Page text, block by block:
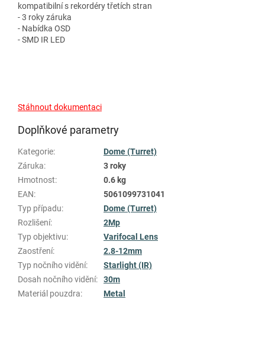
kompatibilní s rekordéry třetích stran
- 3 roky záruka
- Nabídka OSD
- SMD IR LED
Stáhnout dokumentaci
Doplňkové parametry
Kategorie:
Dome (Turret)
Záruka:
3 roky
Hmotnost:
0.6 kg
EAN:
5061099731041
Typ případu:
Dome (Turret)
Rozlišení:
2Mp
Typ objektivu:
Varifocal Lens
Zaostření:
2.8-12mm
Typ nočního vidění:
Starlight (IR)
Dosah nočního vidění:
30m
Materiál pouzdra: Metal